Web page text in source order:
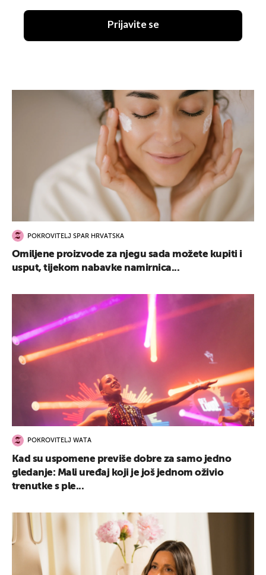
Prijavite se
POKROVITELJ SPAR HRVATSKA
Omiljene proizvode za njegu sada možete kupiti i
usput, tijekom nabavke namirnica...
POKROVITELJ WATA
Kad su uspomene previše dobre za samo jedno
gledanje: Mali uređaj koji je još jednom oživio
trenutke s ple...